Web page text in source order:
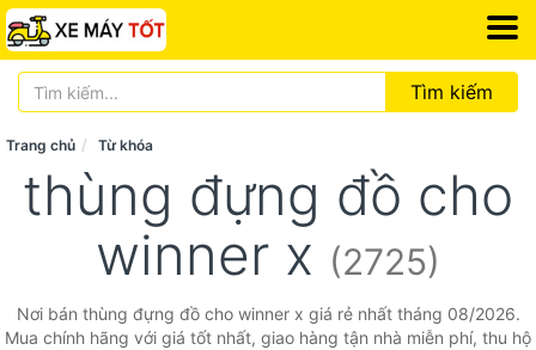
Tìm kiếm
Trang chủ Từ khóa
thùng đựng đồ cho
winner x (2725)
Nơi bán thùng đựng đồ cho winner x giá rẻ nhất tháng 08/2026.
Mua chính hãng với giá tốt nhất, giao hàng tận nhà miễn phí, thu hộ